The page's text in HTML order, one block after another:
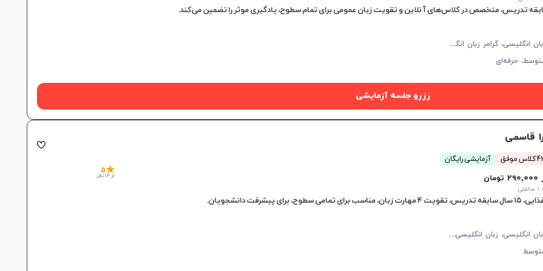
م
کالمه زبان انگلیسی، گرامر زبان انگلیسی، زبان انگلیسی تجاری، زبان انگلیسی آمریکایی
حرفه‌ای
رزرو جلسه آزمایشی
قاسمی
موفق آزمایشی رایگان
5
از 14 نظر
م
کالمه زبان انگلیسی، زبان انگلیسی عمومی، گرامر زبان انگلیسی، زبان انگلیسی بریتیش